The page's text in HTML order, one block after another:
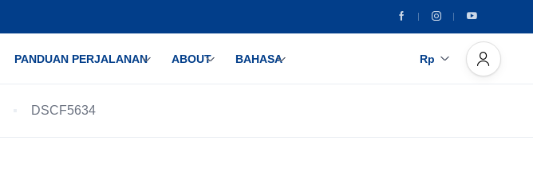
PANDUAN PERJALANAN ABOUT BAHASA Rp
DSCF5634